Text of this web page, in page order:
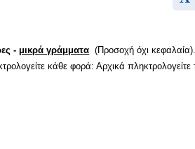
- μικρά γράμματα (Προσοχή όχι κεφαλαία).
κάθε φορά: Αρχικά πληκτρολογείτε